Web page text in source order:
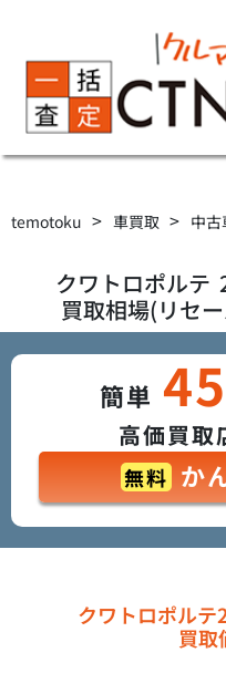
temotoku > 車買取 > 中
クワトロポルテ
買取相場(リセ
簡単
高価買取
無料 か
クワトロポル
買取